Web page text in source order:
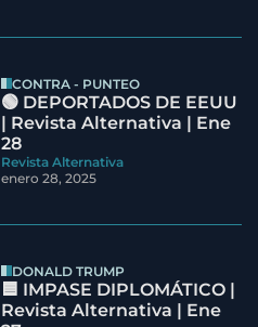
CONTRA - PUNTEO
🟢 DEPORTADOS DE EEUU
| Revista Alternativa | Ene
28
Revista Alternativa
enero 28, 2025
DONALD TRUMP
🟦 IMPASE DIPLOMÁTICO |
Revista Alternativa | Ene